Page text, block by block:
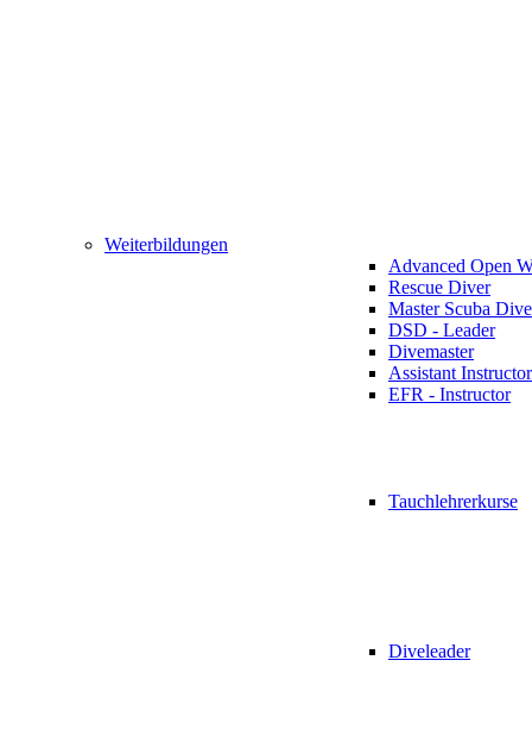
Weiterbildungen
Advanced Open
Rescue Diver
Master Scuba
DSD - Leader
Divemaster
Assistant Instructor
EFR - Instructor
Tauchlehrerkurse
Diveleader